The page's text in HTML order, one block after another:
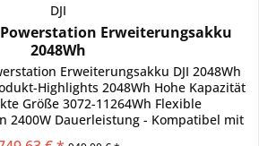
DJI
Powerstation Erweiterungsakku
2048Wh
Erweiterungsakku DJI 2048Wh
Highlights 2048Wh Hohe Kapazität
Größe 3072-11264Wh Flexible
2400W Dauerleistung - Kompatibel mit